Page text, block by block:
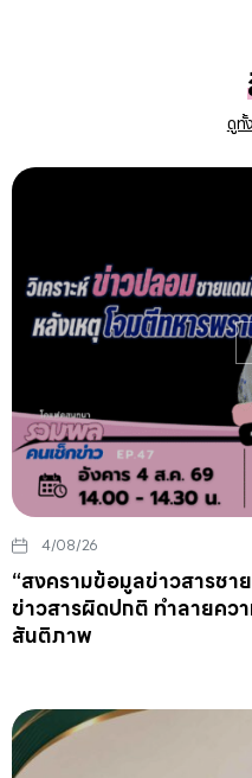
ดูทั้
4/08/26
“สงครามข้อมูลข่าวสารชา
ข่าวสารผิดปกติ ทำลายควา
สันติภาพ